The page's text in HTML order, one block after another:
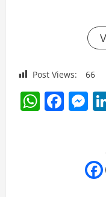
Post Views: 66